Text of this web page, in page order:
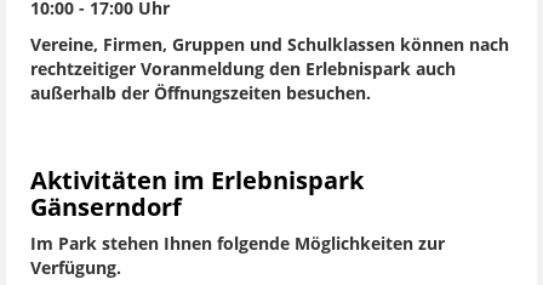
10:00 - 17:00 Uhr
Vereine, Firmen, Gruppen und Schulklassen können nach
rechtzeitiger Voranmeldung den Erlebnispark auch
außerhalb der Öffnungszeiten besuchen.
Aktivitäten im Erlebnispark
Gänserndorf
Im Park stehen Ihnen folgende Möglichkeiten zur
Verfügung.